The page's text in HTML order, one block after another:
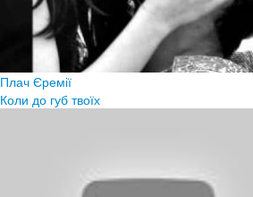
Плач Єремії
Коли до губ твоїх